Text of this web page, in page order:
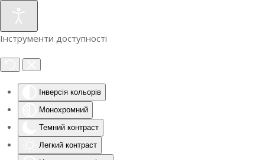
Інструменти доступності
Інверсія кольорів
Монохромний
Темний контраст
Легкий контраст